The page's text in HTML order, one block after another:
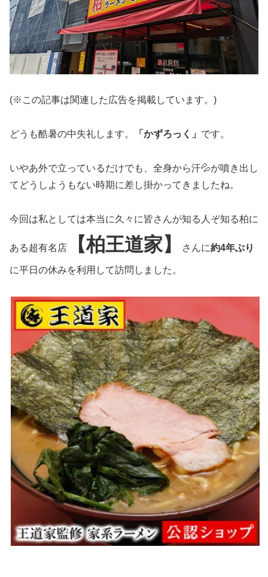
(※この記事は関連した広告を掲載しています。)
どうも酷暑の中失礼します。 「かずろっく」 です。
いやあ外で立っているだけでも、全身から汗💦が噴き出し
てどうしようもない時期に差し掛かってきましたね。
今回は私としては本当に久々に皆さんが知る人ぞ知る柏に
ある超有名店 【柏王道家】 さんに約4年ぶり
に平日の休みを利用して訪問しました。